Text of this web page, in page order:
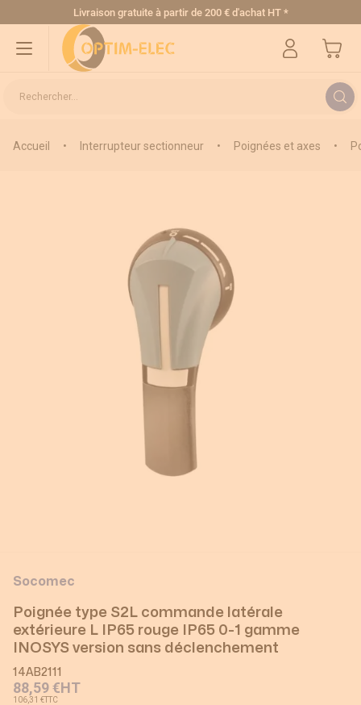
Allez au contenuLivraison gratuite à partir de 200 € d'achat HT *
Mon
Rechercher...
Accueil • Interrupteur sectionneur • Poignées et axes •
Socomec
Poignée type S2L commande latérale
extérieure L IP65 rouge IP65 0-1 gamme
INOSYS version sans déclenchement
14AB2111
88,59 €HT
106,31 €TTC